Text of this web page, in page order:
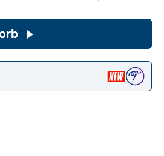
gerne für Ihren
geht's zu unserem